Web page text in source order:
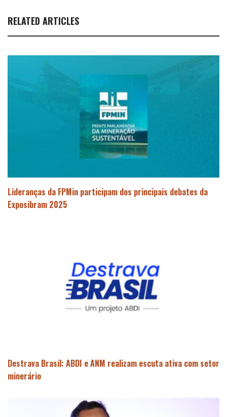
RELATED ARTICLES
Lideranças da FPMin participam dos principais debates da
Exposibram 2025
Destrava Brasil: ABDI e ANM realizam escuta ativa com setor
minerário